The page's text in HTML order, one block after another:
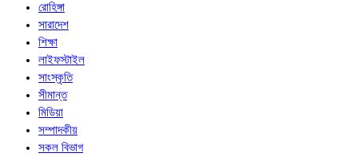
রোহিঙ্গা
সারাদেশ
শিক্ষা
লাইফস্টাইল
সাংস্কৃতি
সীমান্ত
মিডিয়া
সম্পাদকীয়
সকল বিভাগ